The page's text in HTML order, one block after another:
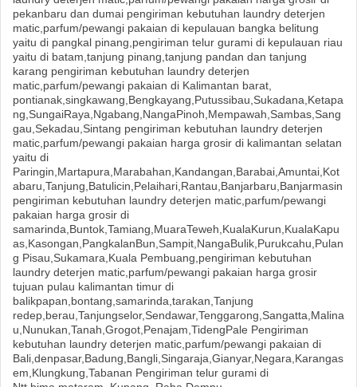
pekanbaru dan dumai pengiriman kebutuhan laundry deterjen
matic,parfum/pewangi pakaian di kepulauan bangka belitung
yaitu di pangkal pinang,pengiriman telur gurami di kepulauan riau
yaitu di batam,tanjung pinang,tanjung pandan dan tanjung
karang pengiriman kebutuhan laundry deterjen
matic,parfum/pewangi pakaian di Kalimantan barat,
pontianak,singkawang,Bengkayang,Putussibau,Sukadana,Ketapa
ng,SungaiRaya,Ngabang,NangaPinoh,Mempawah,Sambas,Sang
gau,Sekadau,Sintang pengiriman kebutuhan laundry deterjen
matic,parfum/pewangi pakaian harga grosir di kalimantan selatan
yaitu di
Paringin,Martapura,Marabahan,Kandangan,Barabai,Amuntai,Kot
abaru,Tanjung,Batulicin,Pelaihari,Rantau,Banjarbaru,Banjarmasin
pengiriman kebutuhan laundry deterjen matic,parfum/pewangi
pakaian harga grosir di
samarinda,Buntok,Tamiang,MuaraTeweh,KualaKurun,KualaKapu
as,Kasongan,PangkalanBun,Sampit,NangaBulik,Purukcahu,Pulan
g Pisau,Sukamara,Kuala Pembuang,pengiriman kebutuhan
laundry deterjen matic,parfum/pewangi pakaian harga grosir
tujuan pulau kalimantan timur di
balikpapan,bontang,samarinda,tarakan,Tanjung
redep,berau,Tanjungselor,Sendawar,Tenggarong,Sangatta,Malina
u,Nunukan,Tanah,Grogot,Penajam,TidengPale Pengiriman
kebutuhan laundry deterjen matic,parfum/pewangi pakaian di
Bali,denpasar,Badung,Bangli,Singaraja,Gianyar,Negara,Karangas
em,Klungkung,Tabanan Pengiriman telur gurami di